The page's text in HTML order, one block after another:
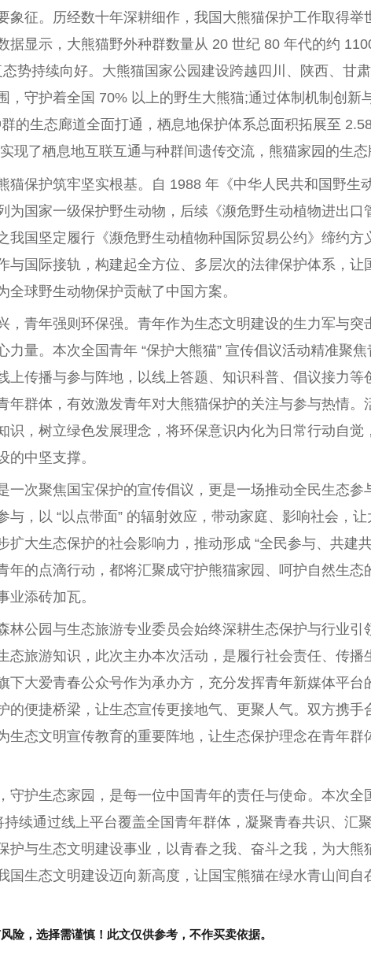
象征。历经数十年深耕细作，我国大熊猫保护工作取得举
据显示，大熊猫野外种群数量从 20 世纪 80 年代的约
势持续向好。大熊猫国家公园建设跨越四川、陕西、甘
，守护着全国 70% 以上的野生大熊猫;通过体制机制创新
的生态廊道全面打通，栖息地保护体系总面积拓展至
现了栖息地互联互通与种群间遗传交流，熊猫家园的生态
猫保护筑牢坚实根基。自 1988 年《中华人民共和国野生
为国家一级保护野生动物，后续《濒危野生动植物进出口
我国坚定履行《濒危野生动植物种国际贸易公约》缔约方
与国际接轨，构建起全方位、多层次的法律保护体系，让
全球野生动物保护贡献了中国方案。
，青年强则环保强。青年作为生态文明建设的生力军与突
力量。本次全国青年 “保护大熊猫” 宣传倡议活动精准聚
上传播与参与阵地，以线上答题、知识科普、倡议接力等
年群体，有效激发青年对大熊猫保护的关注与参与热情。
识，树立绿色发展理念，将环保意识内化为日常行动自觉
的中坚支撑。
一次聚焦国宝保护的宣传倡议，更是一场推动全民生态参
与，以 “以点带面” 的辐射效应，带动家庭、影响社会，
扩大生态保护的社会影响力，推动形成 “全民参与、共建
年的点滴行动，都将汇聚成守护熊猫家园、呵护自然生态
业添砖加瓦。
林公园与生态旅游专业委员会始终深耕生态保护与行业引
态旅游知识，此次主办本次活动，是履行社会责任、传播
下大爱青春公众号作为承办方，充分发挥青年新媒体平台
的便捷桥梁，让生态宣传更接地气、更聚人气。双方携手
生态文明宣传教育的重要阵地，让生态保护理念在青年群
守护生态家园，是每一位中国青年的责任与使命。本次全
持续通过线上平台覆盖全国青年群体，凝聚青春共识、汇
护与生态文明建设事业，以青春之我、奋斗之我，为大熊
国生态文明建设迈向新高度，让国宝熊猫在绿水青山间自
险，选择需谨慎！此文仅供参考，不作买卖依据。